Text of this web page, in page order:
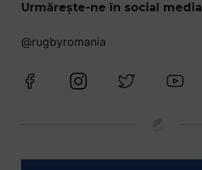
Urmărește-ne în social media
@rugbyromania